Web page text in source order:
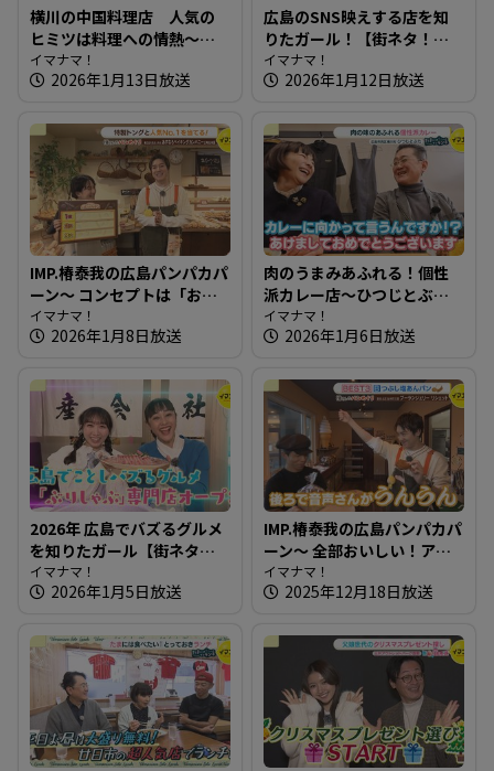
横川の中国料理店 人気の
ヒミツは料理への情熱～春
蕾【たまにはそとランチ】
イマナマ！
2026年1月13日放送
広島のSNS映えする店を知
りたガール！【街ネタ！知
りたガール】
イマナマ！
2026年1月12日放送
IMP.椿泰我の広島パンパカパ
ーン～ コンセプトは「おい
しいパンは人を幸せにす
る」150種類のパンが並ぶ人
イマナマ！
2026年1月8日放送
肉のうまみあふれる！個性
派カレー店～ひつじとぶた
【たまにはそとランチ】
イマナマ！
2026年1月6日放送
2026年 広島でバズるグルメ
を知りたガール【街ネタ！
知りたガール】
イマナマ！
2026年1月5日放送
IMP.椿泰我の広島パンパカパ
ーン～ 全部おいしい！アレ
ンジパンが豊富なお店
イマナマ！
2025年12月18日放送